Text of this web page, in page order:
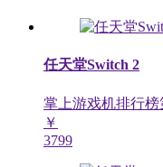
任天堂Switch 2
掌上游戏机排行榜
￥
3799